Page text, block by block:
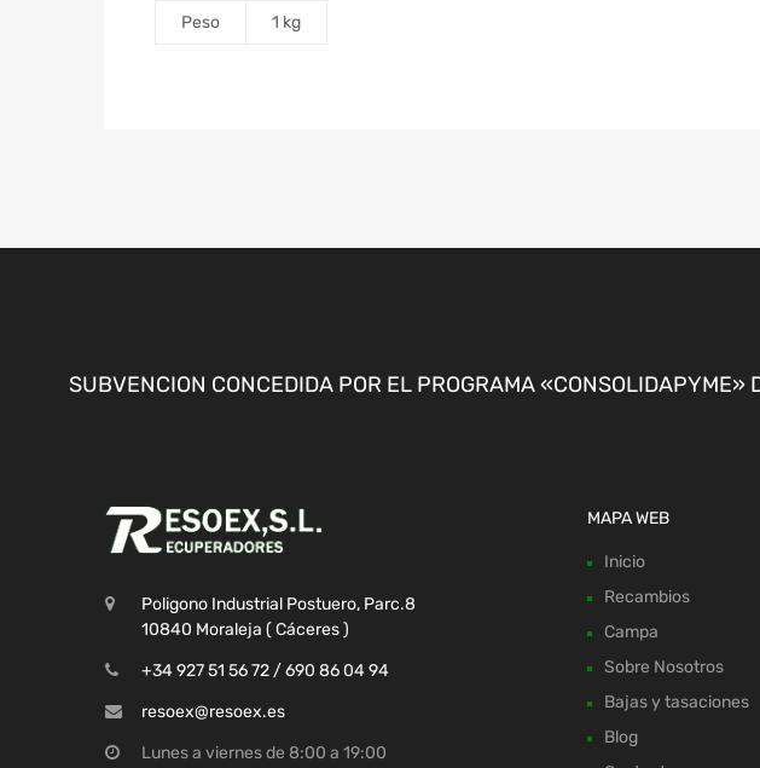
Peso 1 kg
SUBVENCION CONCEDIDA POR EL PROGRAMA
Poligono Industrial Postuero, Parc.8
10840 Moraleja ( Cáceres )
+34 927 51 56 72 / 690 86 04 94
resoex@resoex.es
Lunes a viernes de 8:00 a 19:00
MAPA WEB
Inicio
Recambios
Campa
Sobre Nosotros
Bajas y tasaciones
Blog